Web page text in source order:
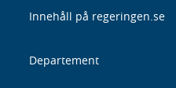
Innehåll på regeringen.se
Departement